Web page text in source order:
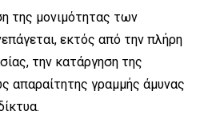
της μονιμότητας των
εκτός από την πλήρη
την κατάργηση της
απαραίτητης γραμμής άμυνας